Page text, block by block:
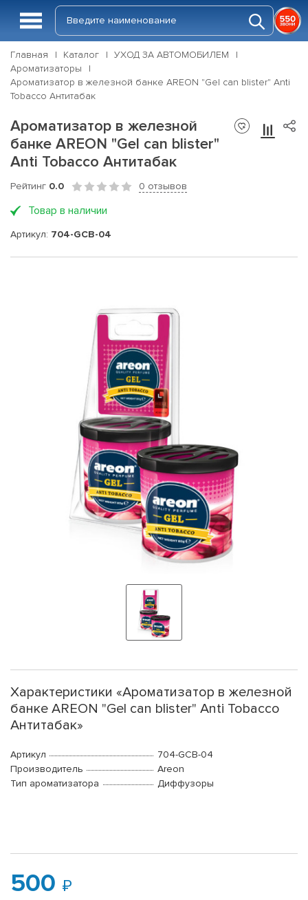
Главная Каталог
УХОД ЗА АВТОМОБИЛЕМ
Ароматизаторы
Ароматизатор в железной банке AREON "Gel can blister" Anti
Tobacco Антитабак
Ароматизатор в железной
банке AREON "Gel can blister"
Anti Tobacco Антитабак
Рейтинг 0.0 0 отзывов
Товар в наличии
Артикул: 704-GCB-04
Характеристики «Ароматизатор в железной
банке AREON "Gel can blister" Anti Tobacco
Антитабак»
Артикул
704-GCB-04
Производитель
Areon
Тип ароматизатора
Диффузоры
500